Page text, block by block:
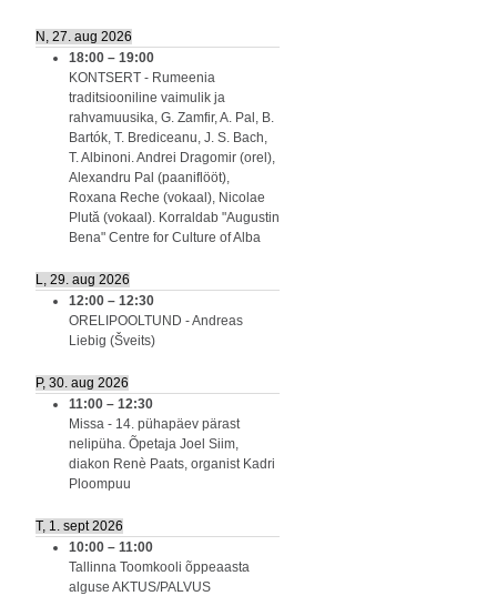
N, 27. aug 2026
18:00 – 19:00
KONTSERT - Rumeenia
traditsiooniline vaimulik ja
rahvamuusika, G. Zamfir, A. Pal, B.
Bartók, T. Brediceanu, J. S. Bach,
T. Albinoni. Andrei Dragomir (orel),
Alexandru Pal (paaniflööt),
Roxana Reche (vokaal), Nicolae
Plută (vokaal). Korraldab "Augustin
Bena" Centre for Culture of Alba
L, 29. aug 2026
12:00 – 12:30
ORELIPOOLTUND - Andreas
Liebig (Šveits)
P, 30. aug 2026
11:00 – 12:30
Missa - 14. pühapäev pärast
nelipüha. Õpetaja Joel Siim,
diakon Renè Paats, organist Kadri
Ploompuu
T, 1. sept 2026
10:00 – 11:00
Tallinna Toomkooli õppeaasta
alguse AKTUS/PALVUS